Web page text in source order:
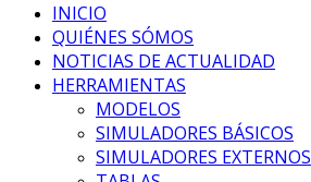
INICIO
QUIÉNES SÓMOS
NOTICIAS DE ACTUALIDAD
HERRAMIENTAS
MODELOS
SIMULADORES BÁSICOS
SIMULADORES EXTERNOS